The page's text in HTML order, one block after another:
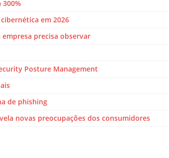
em 2026
precisa observar
Posture Management
de phishing
novas preocupações dos consumidores